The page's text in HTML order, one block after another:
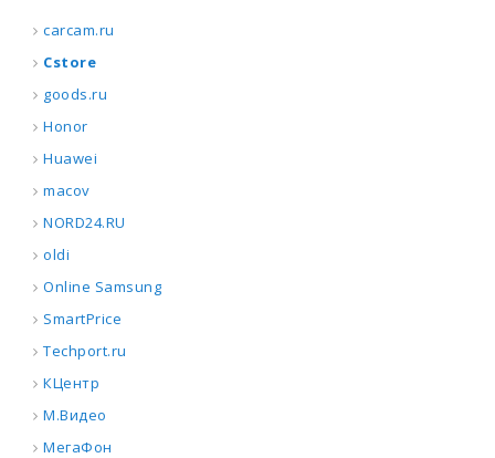
carcam.ru
Cstore
goods.ru
Honor
Huawei
macov
NORD24.RU
oldi
Online Samsung
SmartPrice
Techport.ru
КЦентр
М.Видео
МегаФон